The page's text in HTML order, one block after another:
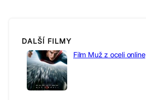
DALŠÍ FILMY
Film Muž z oceli online